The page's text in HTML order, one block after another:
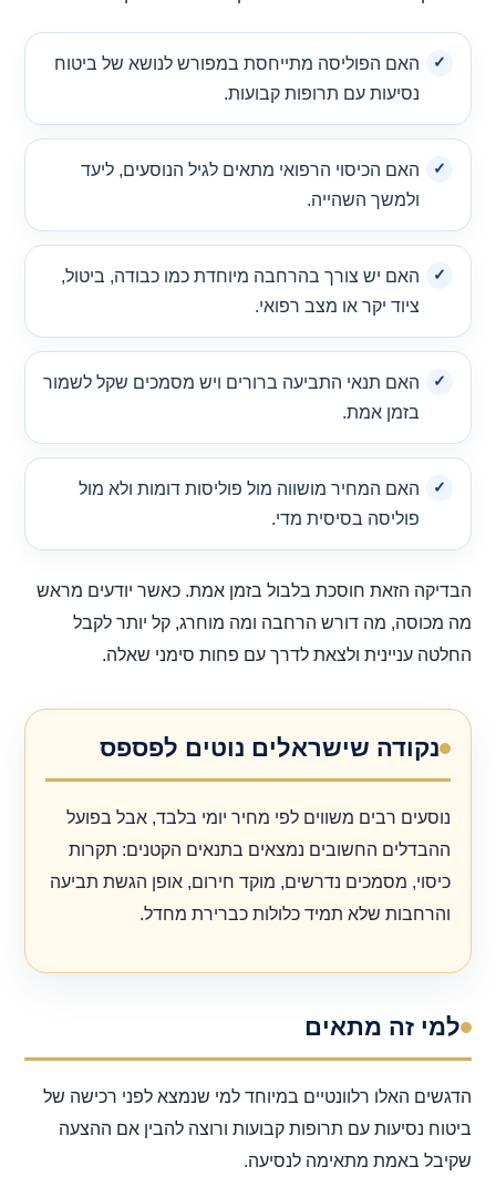
האם הפוליסה מתייחסת במפורש לנושא של ביטוח
נסיעות עם תרופות קבועות.
האם הכיסוי הרפואי מתאים לגיל הנוסעים, ליעד
ולמשך השהייה.
האם יש צורך בהרחבה מיוחדת כמו כבודה, ביטול,
ציוד יקר או מצב רפואי.
האם תנאי התביעה ברורים ויש מסמכים שקל לשמור
בזמן אמת.
האם המחיר מושווה מול פוליסות דומות ולא מול
פוליסה בסיסית מדי.
הבדיקה הזאת חוסכת בלבול בזמן אמת. כאשר יודעים מראש
מה מכוסה, מה דורש הרחבה ומה מוחרג, קל יותר לקבל
החלטה עניינית ולצאת לדרך עם פחות סימני שאלה.
נקודה שישראלים נוטים לפספס
נוסעים רבים משווים לפי מחיר יומי בלבד, אבל בפועל
ההבדלים החשובים נמצאים בתנאים הקטנים: תקרות
כיסוי, מסמכים נדרשים, מוקד חירום, אופן הגשת תביעה
והרחבות שלא תמיד כלולות כברירת מחדל.
למי זה מתאים
הדגשים האלו רלוונטיים במיוחד למי שנמצא לפני רכישה של
ביטוח נסיעות עם תרופות קבועות ורוצה להבין אם ההצעה
שקיבל באמת מתאימה לנסיעה.